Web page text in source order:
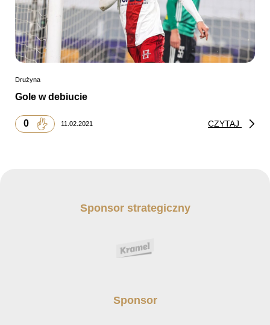
Drużyna
Gole w debiucie
0 11.02.2021 CZYTAJ
Sponsor strategiczny
Sponsor